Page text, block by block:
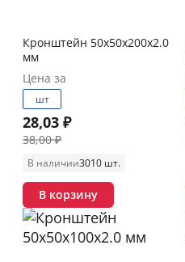
Кронштейн 50х50х200х2.0
мм
Цена за
шт
28,03 ₽
38,00 ₽
В наличии3010 шт.
В корзину